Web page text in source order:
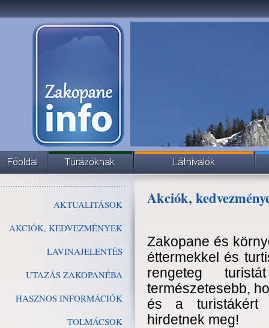
AKTUALITÁSOK
AKCIÓK, KEDVEZMÉNYEK
LAVINAJELENTÉS
UTAZÁS ZAKOPANÉBA
HASZNOS INFORMÁCIÓK
TOLMÁCSOK
Akciók,
Zakopane és
éttermekkel és
rengeteg
természetesebb,
és a turistákért
hirdetnek meg!